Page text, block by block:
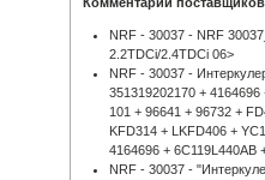
NRF - 30037 - NRF
2.2TDCi/2.4TDCi 06>
NRF - 30037 -
351319202170 +
101 + 96641 + 96732 +
KFD314 + LKFD406 +
4164696 + 6C119L440AB
NRF - 30037 -